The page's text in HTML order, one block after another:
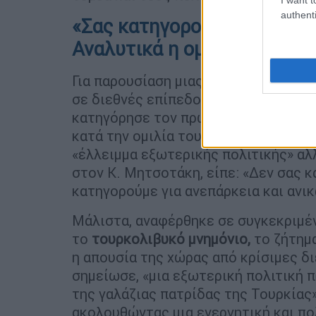
«Σας κατηγορούμε για
Αναλυτικά η ομιλία
Για παρουσίαση μιας
σε διεθνές επίπεδο, αλλά και για
κατηγόρησε τον πρωθυπουργό ο
κατά την ομιλία του στη Βουλή. Ο Σ.
«έλλειμμα εξωτερικής πολιτικής»
στον Κ. Μητσοτάκη, είπε: «Δεν σας
κατηγορούμε για ανεπάρκεια και
Μάλιστα, αναφέρθηκε σε
το τουρκολιβυκό μνημόνιο, το
η απουσία της χώρας από κρίσιμες
σημείωσε, «μια εξωτερική
της γαλάζιας πατρίδας της
ακολουθώντας μια ενεργητική και